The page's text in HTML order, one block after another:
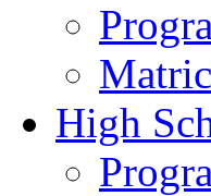
High